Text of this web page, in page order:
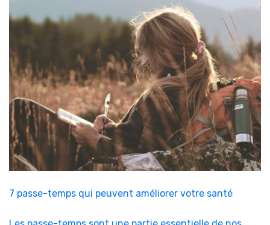
7 passe-temps qui peuvent améliorer votre santé